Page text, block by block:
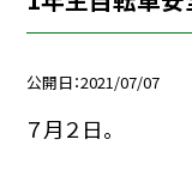
公開日 2021/07/07
７月２日。